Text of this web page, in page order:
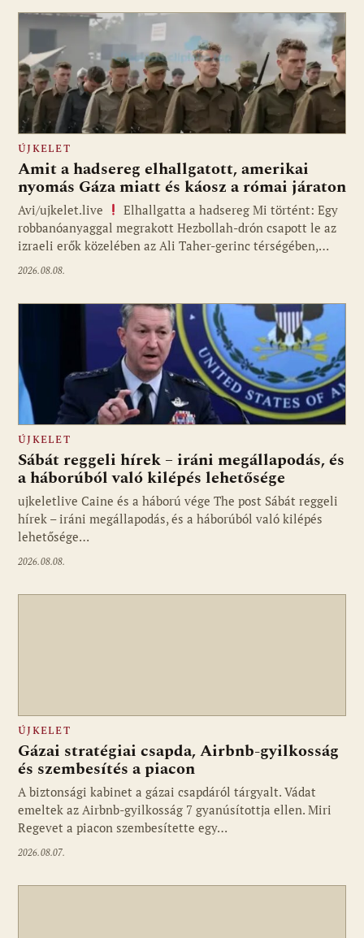
ÚJKELET
Amit a hadsereg elhallgatott, amerikai
nyomás Gáza miatt és káosz a római járaton
Avi/ujkelet.live
Elhallgatta a hadsereg Mi történt: Egy
robbanóanyaggal megrakott Hezbollah-drón csapott le az
izraeli erők közelében az Ali Taher-gerinc térségében,…
2026.08.08.
Fotó: ujkelet.live
ÚJKELET
Sábát reggeli hírek – iráni megállapodás, és
a háborúból való kilépés lehetősége
ujkeletlive Caine és a háború vége The post Sábát reggeli
hírek – iráni megállapodás, és a háborúból való kilépés
lehetősége…
2026.08.08.
ÚJKELET
Gázai stratégiai csapda, Airbnb-gyilkosság
és szembesítés a piacon
A biztonsági kabinet a gázai csapdáról tárgyalt. Vádat
emeltek az Airbnb-gyilkosság 7 gyanúsítottja ellen. Miri
Regevet a piacon szembesítette egy…
2026.08.07.